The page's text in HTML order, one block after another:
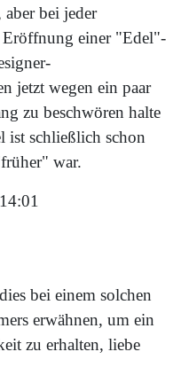
aber bei jeder
Eröffnung einer "Edel"-
jetzt wegen ein paar
zu beschwören halte
ist schließlich schon
war.
bei einem solchen
erwähnen, um ein
zu erhalten, liebe